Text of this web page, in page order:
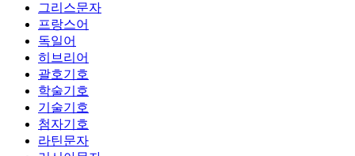
그리스문자
프랑스어
독일어
히브리어
괄호기호
학술기호
기술기호
첨자기호
라틴문자